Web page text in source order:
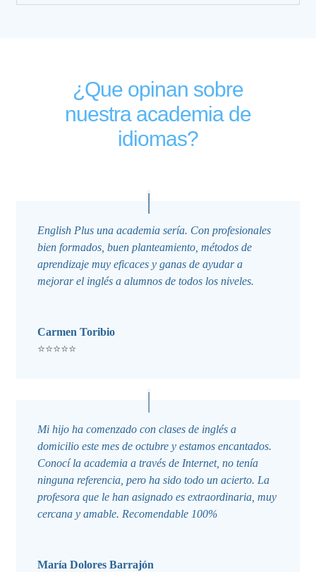
¿Que opinan sobre
nuestra academia de
idiomas?
English Plus una academia sería. Con profesionales
bien formados, buen planteamiento, métodos de
aprendizaje muy eficaces y ganas de ayudar a
mejorar el inglés a alumnos de todos los niveles.
Carmen Toribio
⭐⭐⭐⭐⭐
Mi hijo ha comenzado con clases de inglés a
domicilio este mes de octubre y estamos encantados.
Conocí la academia a través de Internet, no tenía
ninguna referencia, pero ha sido todo un acierto. La
profesora que le han asignado es extraordinaria, muy
cercana y amable. Recomendable 100%
María Dolores Barrajón